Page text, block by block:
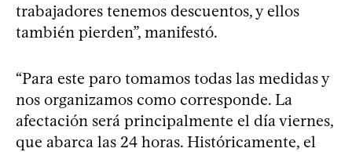
trabajadores tenemos descuentos, y ellos
también pierden”, manifestó.
“Para este paro tomamos todas las medidas y
nos organizamos como corresponde. La
afectación será principalmente el día viernes,
que abarca las 24 horas. Históricamente, el